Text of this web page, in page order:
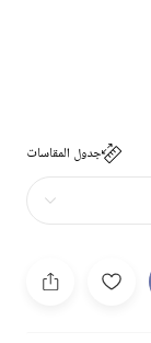
جدول المقاسات